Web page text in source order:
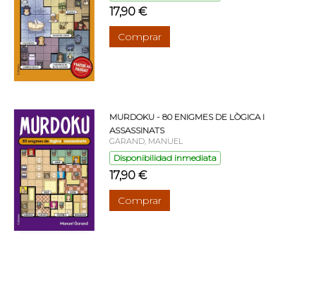
17,90 €
Comprar
MURDOKU - 80 ENIGMES DE LÒGICA I
ASSASSINATS
GARAND, MANUEL
Disponibilidad inmediata
17,90 €
Comprar